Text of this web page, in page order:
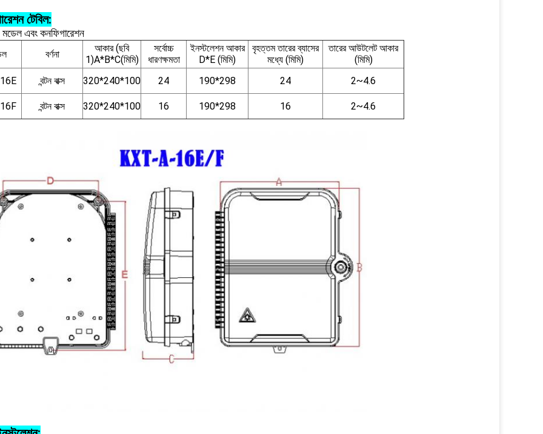
টেবিল:
মডেল এবং কনফিগারেশন
বর্ণনা
আকার (ছবি
1)A*B*C(মিমি)
সর্বোচ্চ
ধারণক্ষমতা
ইনস্টলেশন আকার
D*E (মিমি)
বৃহত্তম তারের ব্যাসের
মধ্যে (মিমি)
তারের আউটলেট আকার
(মিমি)
বন্টন বাক্স 320*240*100 24 190*298 24 2~4.6
বন্টন বাক্স 320*240*100 16 190*298 16 2~4.6